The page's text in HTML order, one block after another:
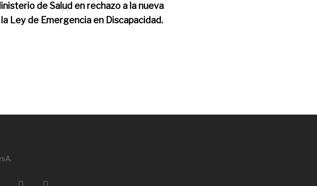
de Salud en rechazo a la nueva
Ley de Emergencia en Discapacidad.
instagramemail